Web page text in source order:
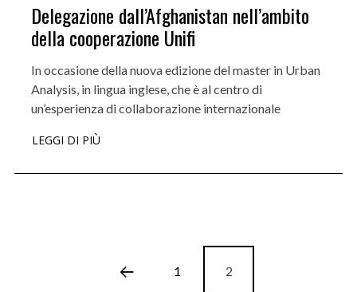
Delegazione dall’Afghanistan nell’ambito
della cooperazione Unifi
In occasione della nuova edizione del master in Urban
Analysis, in lingua inglese, che è al centro di
un’esperienza di collaborazione internazionale
LEGGI DI PIÙ
1 2